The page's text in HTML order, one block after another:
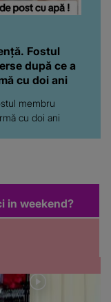
Fostul
după ce a
cu doi ani
membru
cu doi ani
in weekend?